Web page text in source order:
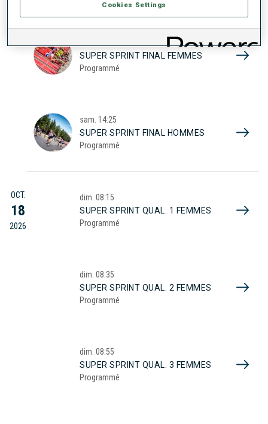
SUPER SPRINT FINAL FEMMES
Programmé
sam. 14:25
SUPER SPRINT FINAL HOMMES
Programmé
OCT.
18
2026
dim. 08:15
SUPER SPRINT QUAL. 1 FEMMES
Programmé
dim. 08:35
SUPER SPRINT QUAL. 2 FEMMES
Programmé
dim. 08:55
SUPER SPRINT QUAL. 3 FEMMES
Programmé
Cookies Settings